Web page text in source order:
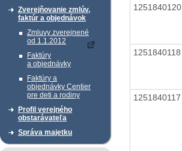
Zverejňovanie zmlúv,
faktúr a objednávok
Zmluvy zverejnené
od 1.1.2012
Faktúry
a objednávky
Faktúry a
objednávky Centier
pre deti a rodiny
Profil verejného
obstarávateľa
Správa majetku
1251840120
1251840118
1251840117